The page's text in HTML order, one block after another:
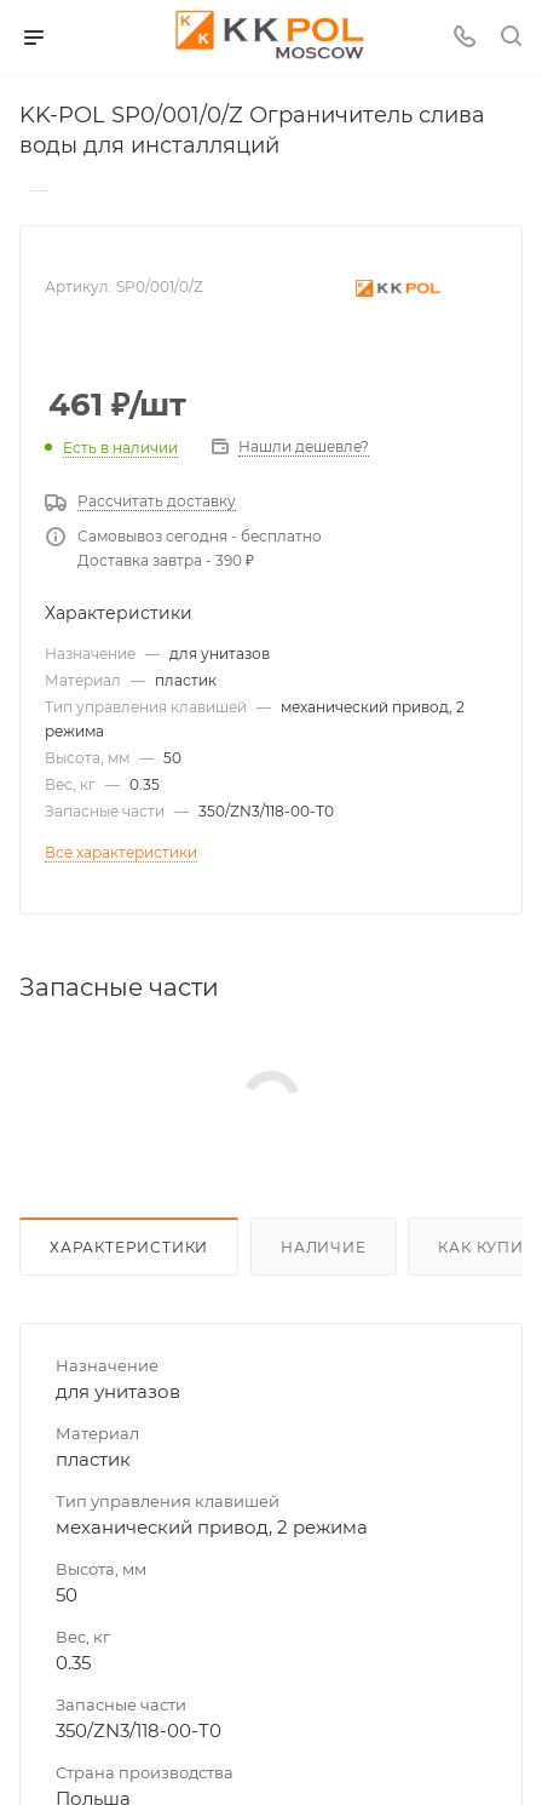
KK-POL SP0/001/0/Z Ограничитель слива
воды для инсталляций
—
Артикул: SP0/001/0/Z
461 ₽/шт
Есть в наличии Нашли дешевле?
Рассчитать доставку
Самовывоз сегодня - бесплатно
Доставка завтра - 390 ₽
Характеристики
Назначение — для унитазов
Материал — пластик
Тип управления клавишей — механический привод, 2
режима
Высота, мм — 50
Вес, кг — 0.35
Запасные части — 350/ZN3/118-00-T0
Все характеристики
Запасные части
ХАРАКТЕРИСТИКИ НАЛИЧИЕ КАК
Назначение
для унитазов
Материал
пластик
Тип управления клавишей
механический привод, 2 режима
Высота, мм
50
Вес, кг
0.35
Запасные части
350/ZN3/118-00-T0
Страна производства
Польша